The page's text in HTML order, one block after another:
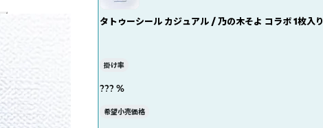
タトゥーシール カジュアル / 乃の木そよ コラボ 1枚入り
掛け率
??? %
希望小売価格